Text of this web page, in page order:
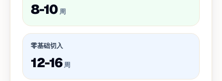
8-10 周
零基础切入
12-16 周